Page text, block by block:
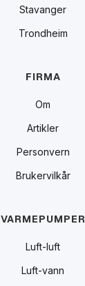
Stavanger
Trondheim
FIRMA
Om
Artikler
Personvern
Brukervilkår
VARMEPUMPER
Luft-luft
Luft-vann